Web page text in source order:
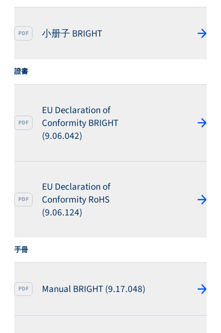
PDF 小册子 BRIGHT
證書
PDF
EU Declaration of
Conformity BRIGHT
(9.06.042)
PDF
EU Declaration of
Conformity RoHS
(9.06.124)
手冊
PDF Manual BRIGHT (9.17.048)